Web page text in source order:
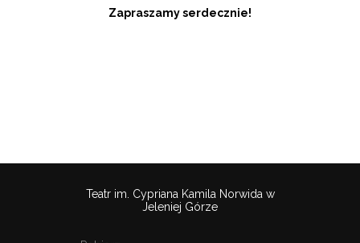
Zapraszamy serdecznie!
Teatr im. Cypriana Kamila Norwida w
Jeleniej Górze